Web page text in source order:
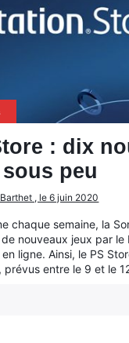
: dix
peu
, le 6 juin 2020
chaque semaine, la
nouveaux jeux par le
ligne. Ainsi, le PS
prévus entre le 9 et le